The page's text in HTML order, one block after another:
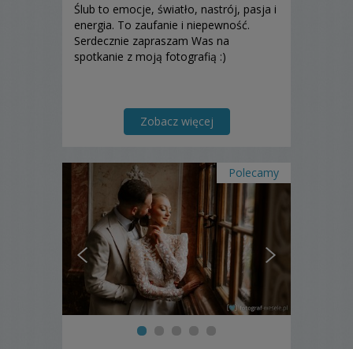
Ślub to emocje, światło, nastrój, pasja i
energia. To zaufanie i niepewność.
Serdecznie zapraszam Was na
spotkanie z moją fotografią :)
Zobacz więcej
Polecamy